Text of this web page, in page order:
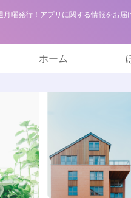
月曜発行！アプリに関する情報をお届
ホーム